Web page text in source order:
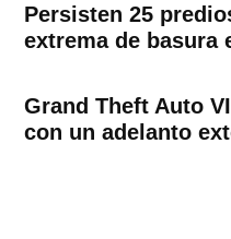
Persisten 25
extrema de basura
Grand Theft Auto
con un adelanto